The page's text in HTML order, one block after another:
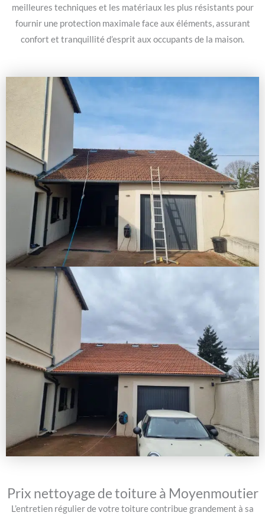
meilleures techniques et les matériaux les plus résistants pour
fournir une protection maximale face aux éléments, assurant
confort et tranquillité d’esprit aux occupants de la maison.
Prix nettoyage de toiture à Moyenmoutier
L’entretien régulier de votre toiture contribue grandement à sa